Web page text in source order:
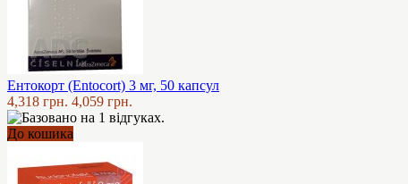
Ентокорт (Entocort) 3 мг, 50 капсул
4,318 грн. 4,059 грн.
До кошика